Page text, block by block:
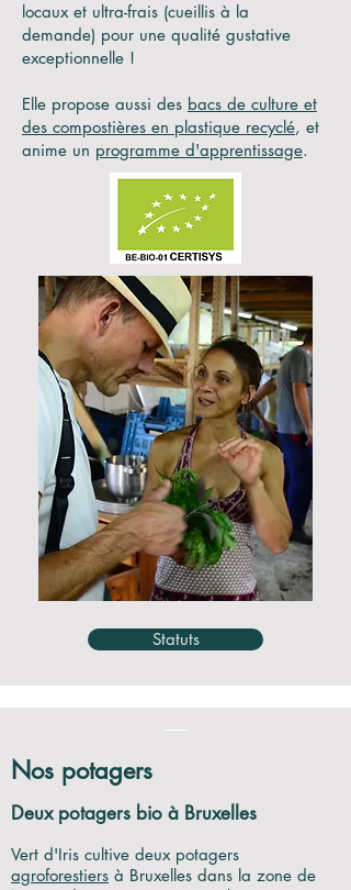
locaux et ultra-frais (cueillis à la
demande) pour une qualité gustative
exceptionnelle !
Elle propose aussi des bacs de culture et
des compostières en plastique recyclé, et
anime un programme d'apprentissage.
Statuts
Nos potagers
Deux potagers bio à Bruxelles
Vert d'Iris cultive deux potagers
agroforestiers à Bruxelles dans la zone de